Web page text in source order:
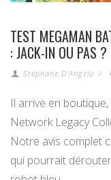
TEST MEGAMAN
: JACK-IN OU PAS ?
Stéphane D'Angelo /
Il arrive en
Network Legacy
Notre avis complet
qui pourrait